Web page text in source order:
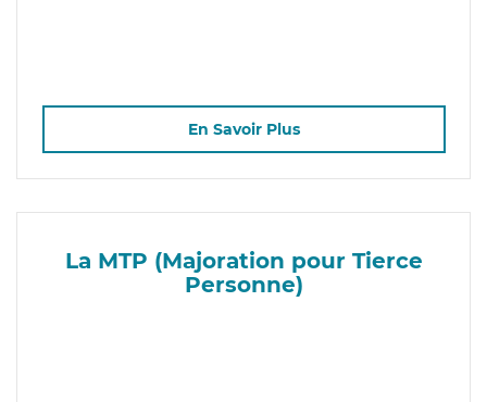
En Savoir Plus
La MTP (Majoration pour Tierce
Personne)